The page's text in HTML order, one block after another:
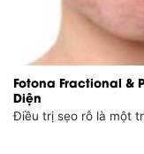
Fotona Fractional &
Diện
Điều trị sẹo rỗ là một